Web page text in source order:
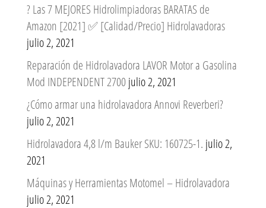
? Las 7 MEJORES Hidrolimpiadoras BARATAS de
Amazon [2021] ✅ [Calidad/Precio] Hidrolavadoras
julio 2, 2021
Reparación de Hidrolavadora LAVOR Motor a Gasolina
Mod INDEPENDENT 2700 julio 2, 2021
¿Cómo armar una hidrolavadora Annovi Reverberi?
julio 2, 2021
Hidrolavadora 4,8 l/m Bauker SKU: 160725-1. julio 2,
2021
Máquinas y Herramientas Motomel – Hidrolavadora
julio 2, 2021